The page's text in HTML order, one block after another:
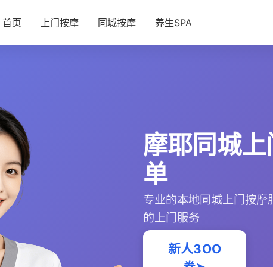
首页 上门按摩 同城按摩 养生SPA
摩耶同城
单
专业的本地同城上门按
的上门服务
新人3OO